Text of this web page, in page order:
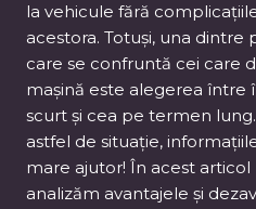
la vehicule fără
acestora. Totuși, una
care se confruntă cei care
mașină este alegerea
scurt și cea pe termen
astfel de situație,
mare ajutor! În acest
analizăm avantajele și